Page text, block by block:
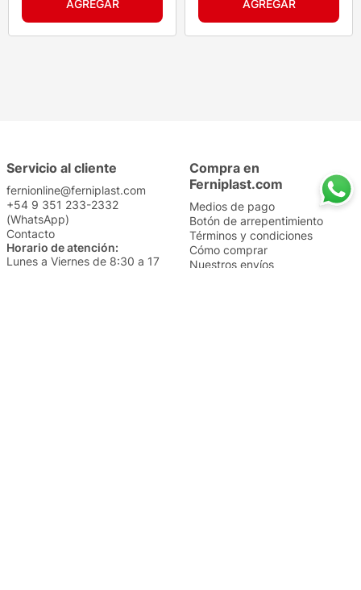
Servicio al cliente
fernionline@ferniplast.com
+54 9 351 233-2332
(WhatsApp)
Contacto
Horario de atención:
Lunes a Viernes de 8:30 a 17
Compra en
Ferniplast.com
Medios de pago
Botón de arrepentimiento
Términos y condiciones
Cómo comprar
Nuestros envíos